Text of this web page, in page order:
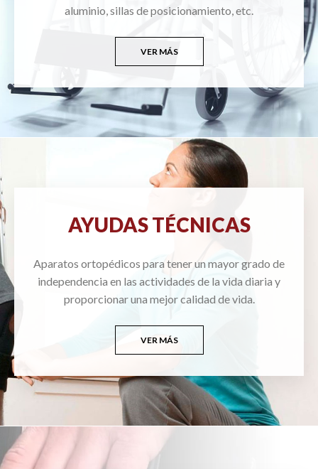
aluminio, sillas de posicionamiento, etc.
VER MÁS
AYUDAS TÉCNICAS
Aparatos ortopédicos para tener un mayor grado de
independencia en las actividades de la vida diaria y
proporcionar una mejor calidad de vida.
VER MÁS